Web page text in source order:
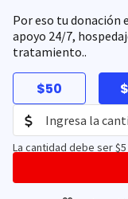
Por eso tu donación
apoyo 24/7,
tratamiento..
$50
La cantidad debe ser